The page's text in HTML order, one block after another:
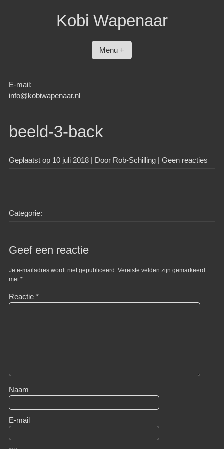
Kobi Wapenaar
Menu +
E-mail:
info@kobiwapenaar.nl
beeld-3-back
Geplaatst op 10 juli 2018| Door Rob-Schilling| Geen reacties
Categorie:
Geef een reactie
Je e-mailadres wordt niet gepubliceerd. Vereiste velden zijn gemarkeerd
met*
Reactie *
Naam
E-mail